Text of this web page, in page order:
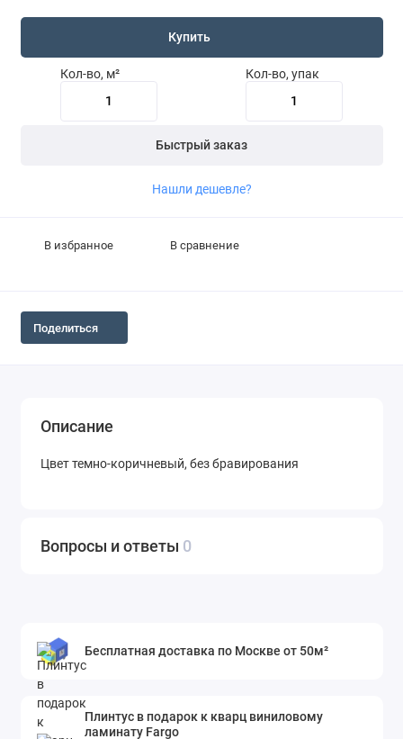
Купить
Кол-во, м² Кол-во, упак
Быстрый заказ
Нашли дешевле?
В избранное В сравнение
Поделиться
Описание
Цвет темно-коричневый, без бравирования
Вопросы и ответы 0
Бесплатная доставка по Москве от 50м²
Плинтус в подарок к кварц виниловому
ламинату Fargo